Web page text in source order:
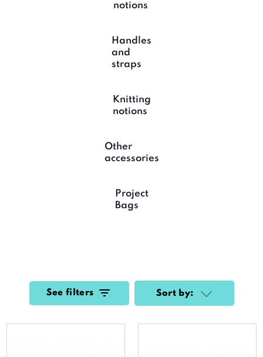
notions
Handles
and
straps
Knitting
notions
Other
accessories
Project
Bags
See filters Sort by: